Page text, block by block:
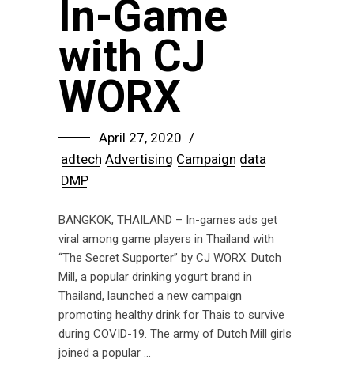
In-Game
with CJ
WORX
April 27, 2020
adtech Advertising Campaign data
DMP
BANGKOK, THAILAND – In-games ads get
viral among game players in Thailand with
“The Secret Supporter” by CJ WORX. Dutch
Mill, a popular drinking yogurt brand in
Thailand, launched a new campaign
promoting healthy drink for Thais to survive
during COVID-19. The army of Dutch Mill girls
joined a popular